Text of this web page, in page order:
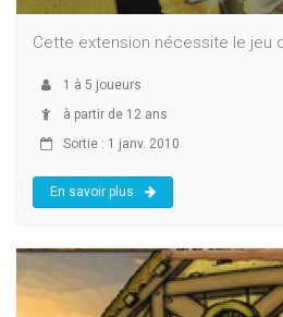
Cette extension nécessite le jeu
1 à 5 joueurs
à partir de 12 ans
Sortie : 1 janv. 2010
En savoir plus